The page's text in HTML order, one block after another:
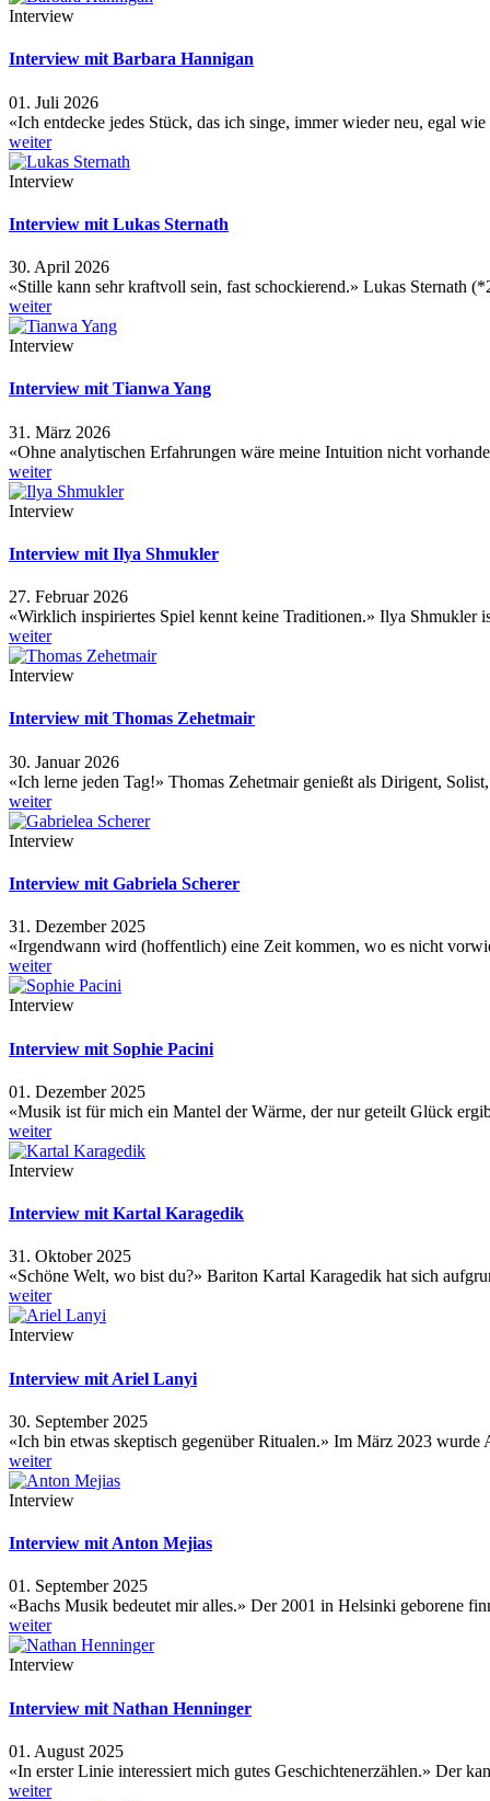
Interview
Interview mit Barbara Hannigan
01. Juli 2026
«Ich entdecke jedes Stück, das ich singe, immer wieder neu, egal
weiter
Interview
Interview mit Lukas Sternath
30. April 2026
«Stille kann sehr kraftvoll sein, fast schockierend.» Lukas Sternath
weiter
Interview
Interview mit Tianwa Yang
31. März 2026
«Ohne analytischen Erfahrungen wäre meine Intuition nicht
weiter
Interview
Interview mit Ilya Shmukler
27. Februar 2026
«Wirklich inspiriertes Spiel kennt keine Traditionen.» Ilya Shmukler
weiter
Interview
Interview mit Thomas Zehetmair
30. Januar 2026
«Ich lerne jeden Tag!» Thomas Zehetmair genießt als Dirigent,
weiter
Interview
Interview mit Gabriela Scherer
31. Dezember 2025
«Irgendwann wird (hoffentlich) eine Zeit kommen, wo es nicht
weiter
Interview
Interview mit Sophie Pacini
01. Dezember 2025
«Musik ist für mich ein Mantel der Wärme, der nur geteilt Glück
weiter
Interview
Interview mit Kartal Karagedik
31. Oktober 2025
«Schöne Welt, wo bist du?» Bariton Kartal Karagedik hat sich
weiter
Interview
Interview mit Ariel Lanyi
30. September 2025
«Ich bin etwas skeptisch gegenüber Ritualen.» Im März 2023
weiter
Interview
Interview mit Anton Mejias
01. September 2025
«Bachs Musik bedeutet mir alles.» Der 2001 in Helsinki geborene
weiter
Interview
Interview mit Nathan Henninger
01. August 2025
«In erster Linie interessiert mich gutes Geschichtenerzählen.» Der
weiter